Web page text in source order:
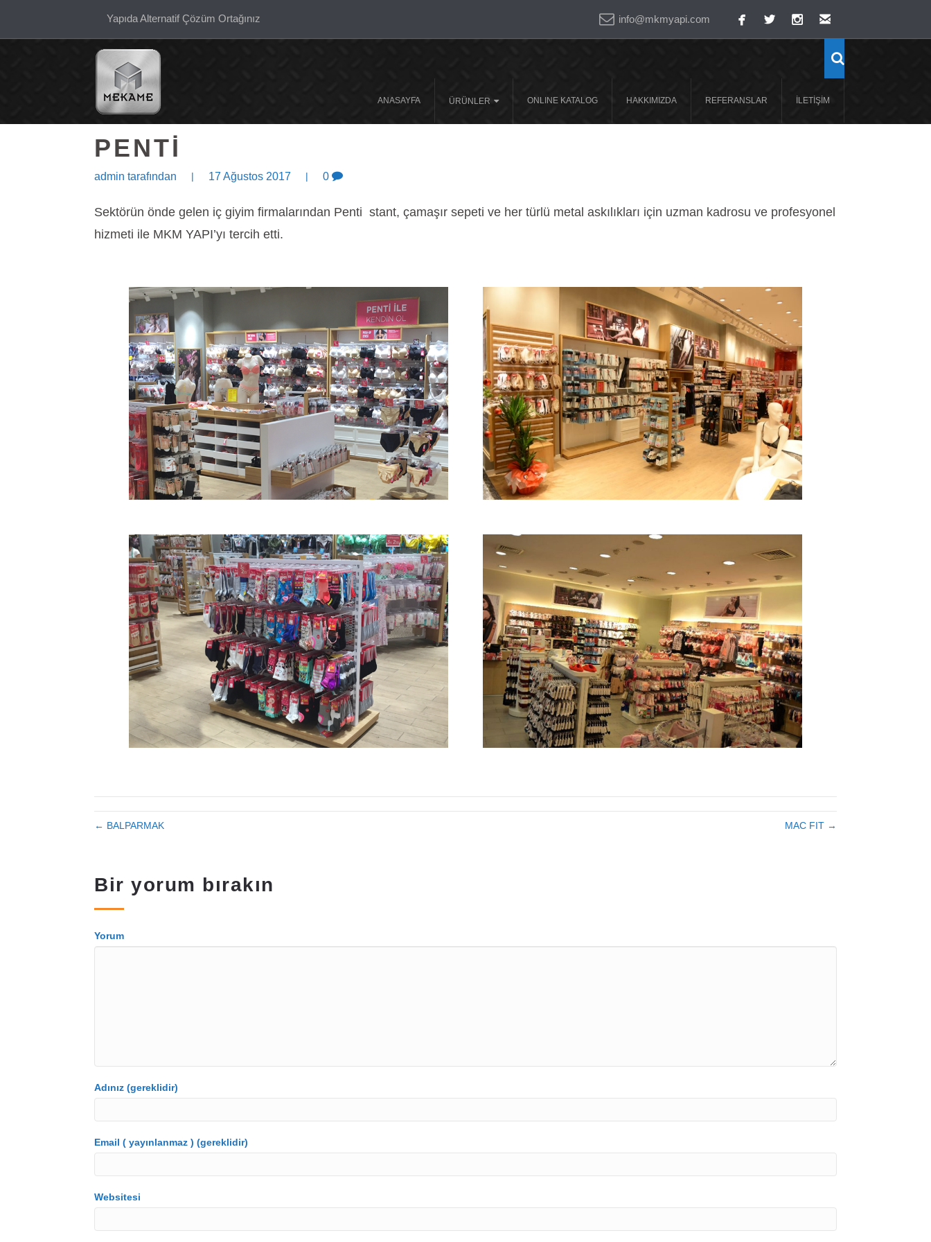
Yapıda Alternatif Çözüm Ortağınız info@mkmyapi.com
ANASAYFA ÜRÜNLER ONLINE KATALOG HAKKIMIZDA REFERANSLAR İLETİŞİM
PENTİ
admin tarafından | 17 Ağustos 2017 | 0
Sektörün önde gelen iç giyim firmalarından Penti stant, çamaşır sepeti ve her türlü metal askılıkları için uzman kadrosu ve profesyonel
hizmeti ile MKM YAPI’yı tercih etti.
← BALPARMAK MAC FIT →
Bir yorum bırakın
Yorum
Adınız (gereklidir)
Email ( yayınlanmaz ) (gereklidir)
Websitesi